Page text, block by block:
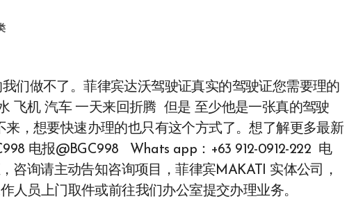
们做不了。菲律宾达沃驾驶证真实的驾驶证您需要理的
飞机 汽车 一天来回折腾 但是 至少他是一张真的驾驶
，想要快速办理的也只有这个方式了。想了解更多最新
电报@BGC998 Whats app：+63 912-0912-222 电
咨询请主动告知咨询项目，菲律宾MAKATI 实体公司，
人员上门取件或前往我们办公室提交办理业务。